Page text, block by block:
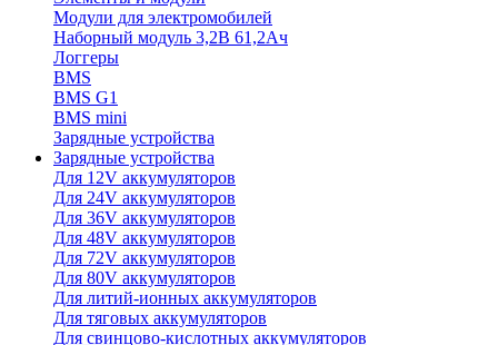
Модули для электромобилей
Наборный модуль 3,2В 61,2Ач
Логгеры
BMS
BMS G1
BMS mini
Зарядные устройства
Зарядные устройства
Для 12V аккумуляторов
Для 24V аккумуляторов
Для 36V аккумуляторов
Для 48V аккумуляторов
Для 72V аккумуляторов
Для 80V аккумуляторов
Для литий-ионных аккумуляторов
Для тяговых аккумуляторов
Для свинцово-кислотных аккумуляторов